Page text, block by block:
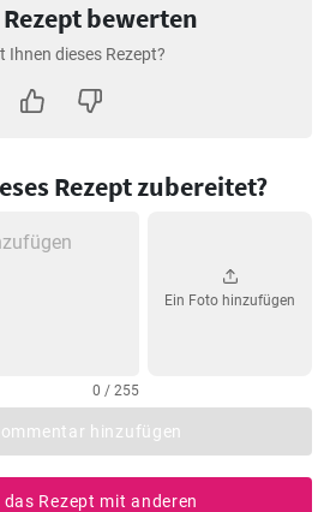
Rezept bewerten
Ihnen dieses Rezept?
Rezept zubereitet?
0 / 255
Ein Foto hinzufügen
hinzufügen
das Rezept mit anderen